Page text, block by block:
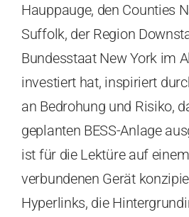
Hauppauge, den Counties
Suffolk, der Region
Bundesstaat New York im
investiert hat, inspiriert
an Bedrohung und Risiko,
geplanten BESS-Anlage
ist für die Lektüre auf
verbundenen Gerät
Hyperlinks, die